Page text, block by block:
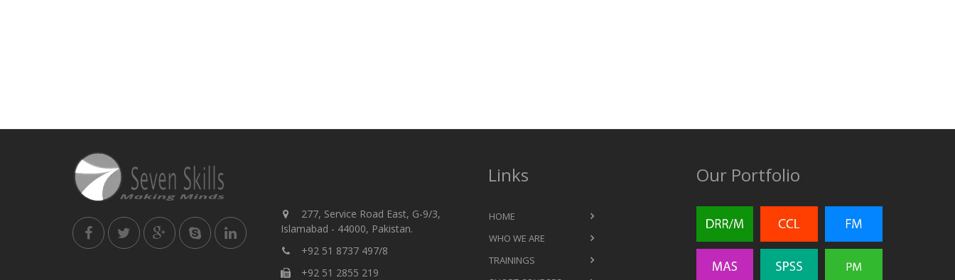
277, Service Road East, G-9/3,
Islamabad - 44000, Pakistan.
+92 51 8737 497/8
+92 51 2855 219
Links
HOME
WHO WE ARE
TRAININGS
Our Portfolio